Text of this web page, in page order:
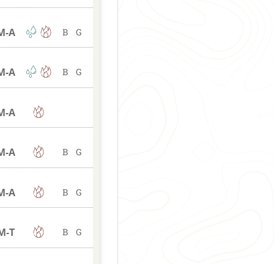
-A B G
-A B G
-A
-A B G
-A B G
-T B G